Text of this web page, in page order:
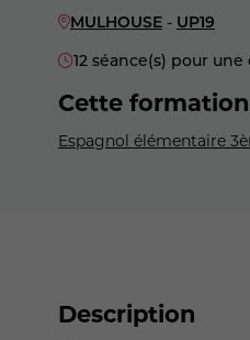
MULHOUSE - UP19
12 séance(s) pour
Cette
Espagnol élémentaire
Description